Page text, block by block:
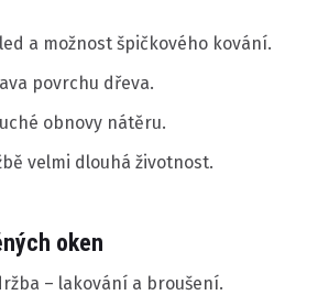
a možnost špičkového kování.
povrchu dřeva.
obnovy nátěru.
velmi dlouhá životnost.
oken
– lakování a broušení.